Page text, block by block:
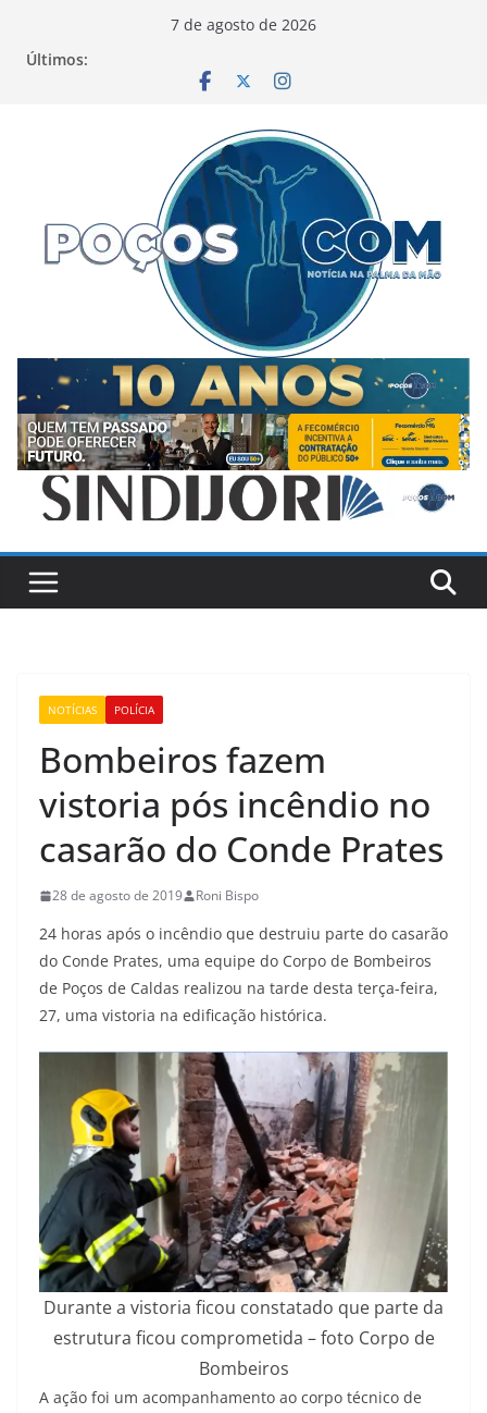
7 de agosto de 2026
Últimos:
NOTÍCIAS POLÍCIA
Bombeiros fazem
vistoria pós incêndio no
casarão do Conde Prates
28 de agosto de 2019 Roni Bispo
24 horas após o incêndio que destruiu parte do casarão
do Conde Prates, uma equipe do Corpo de Bombeiros
de Poços de Caldas realizou na tarde desta terça-feira,
27, uma vistoria na edificação histórica.
Durante a vistoria ficou constatado que parte da
estrutura ficou comprometida – foto Corpo de
Bombeiros
A ação foi um acompanhamento ao corpo técnico de